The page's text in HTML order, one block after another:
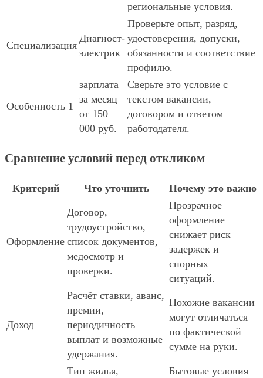
региональные условия.
Специализация
Диагност-
электрик
Проверьте опыт, разряд,
удостоверения, допуски,
обязанности и соответствие
профилю.
Особенность 1
зарплата
за месяц
от 150
000 руб.
Сверьте это условие с
текстом вакансии,
договором и ответом
работодателя.
Сравнение условий перед откликом
Критерий Что уточнить Почему это важно
Оформление
Договор,
трудоустройство,
список документов,
медосмотр и
проверки.
Прозрачное
оформление
снижает риск
задержек и
спорных
ситуаций.
Доход
Расчёт ставки, аванс,
премии,
периодичность
выплат и возможные
удержания.
Похожие вакансии
могут отличаться
по фактической
сумме на руки.
Тип жилья,
Бытовые условия